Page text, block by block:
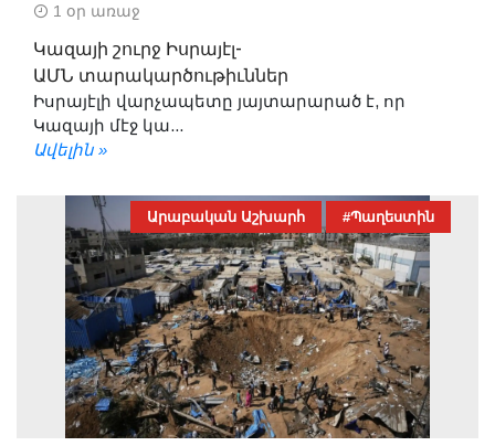
1 օր առաջ
Կազայի շուրջ Իսրայէլ-
ԱՄՆ տարակարծութիւններ
Իսրայէլի վարչապետը յայտարարած է, որ
Կազայի մէջ կա...
Ավելին »
Արաբական Աշխարհ #Պաղեստին